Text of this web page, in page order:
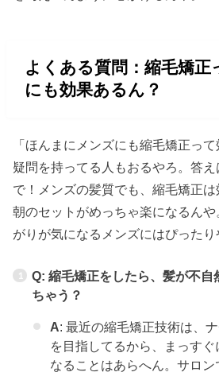
よくある質問：縮毛矯正
にも効果あるん？
「ほんまにメンズにも縮毛矯正っ
疑問を持ってる人もおるやろ。答
で！メンズの髪質でも、縮毛矯正は
朝のセットがめっちゃ楽になるん
がりが気になるメンズにはぴったり
Q: 縮毛矯正をしたら、髪が不自
ちゃう？
A: 最近の縮毛矯正技術は、
を目指してるから、まっす
なることはあらへん。サロン